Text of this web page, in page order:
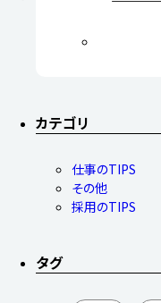
カテゴリ
仕事のTIPS
その他
採用のTIPS
タグ